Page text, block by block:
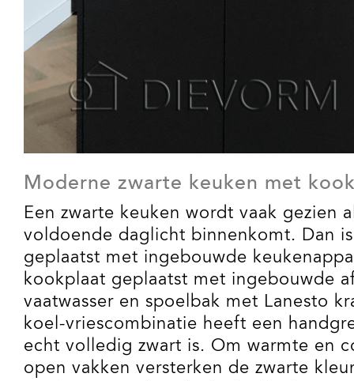
Moderne zwarte keuken met
Een zwarte keuken wordt vaak
voldoende daglicht binnenkomt. Dan
geplaatst met ingebouwde
kookplaat geplaatst met ingebouwde
vaatwasser en spoelbak met Lanesto
koel-vriescombinatie heeft een
echt volledig zwart is. Om warmte en
open vakken versterken de zwarte